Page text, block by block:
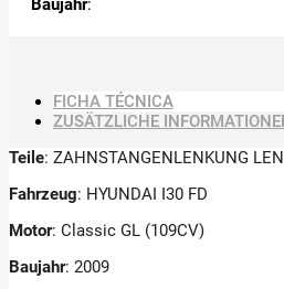
Baujahr:
FICHA TÉCNICA
ZUSÄTZLICHE
Teile: ZAHNSTANGENLENKUNG
Fahrzeug: HYUNDAI I30 FD
Motor: Classic GL (109CV)
Baujahr: 2009